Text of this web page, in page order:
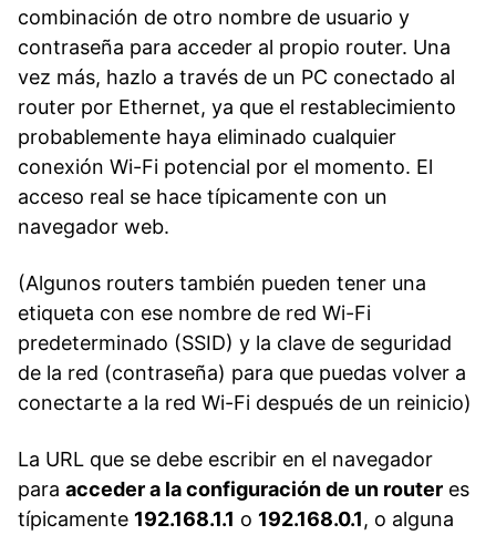
combinación de otro nombre de usuario y
contraseña para acceder al propio router. Una
vez más, hazlo a través de un PC conectado al
router por Ethernet, ya que el restablecimiento
probablemente haya eliminado cualquier
conexión Wi-Fi potencial por el momento. El
acceso real se hace típicamente con un
navegador web.
(Algunos routers también pueden tener una
etiqueta con ese nombre de red Wi-Fi
predeterminado (SSID) y la clave de seguridad
de la red (contraseña) para que puedas volver a
conectarte a la red Wi-Fi después de un reinicio)
La URL que se debe escribir en el navegador
para acceder a la configuración de un router es
típicamente 192.168.1.1 o 192.168.0.1, o alguna